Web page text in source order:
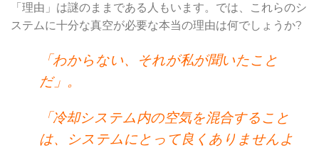
「理由」は謎のままである人もいます。では、これらのシ
ステムに十分な真空が必要な本当の理由は何でしょうか?
「わからない、それが私が聞いたこと
だ」。
「冷却システム内の空気を混合すること
は、システムにとって良くありませんよ